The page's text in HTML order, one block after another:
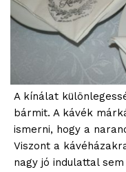
A kínálat
bármit. A kávék
ismerni, hogy a
Viszont a
nagy jó indulattal